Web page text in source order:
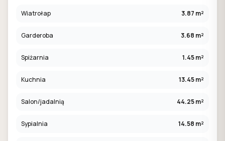
Wiatrołap 3.87 m²
Garderoba 3.68 m²
Spiżarnia 1.45 m²
Kuchnia 13.45 m²
Salon/jadalnią 44.25 m²
Sypialnia 14.58 m²